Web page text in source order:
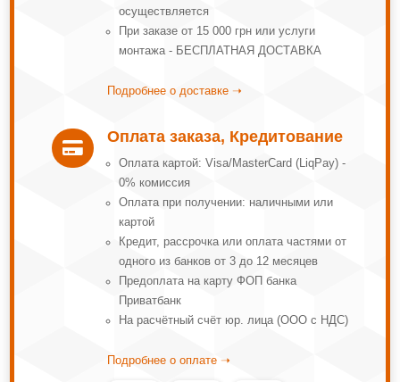
осуществляется
При заказе от 15 000 грн или услуги
монтажа - БЕСПЛАТНАЯ ДОСТАВКА
Подробнее о доставке ➝

Оплата заказа, Кредитование
Оплата картой: Visa/MasterCard (LiqPay) -
0% комиссия
Оплата при получении: наличными или
картой
Кредит, рассрочка или оплата частями от
одного из банков от 3 до 12 месяцев
Предоплата на карту ФОП банка
Приватбанк
На расчётный счёт юр. лица (ООО с НДС)
Подробнее о оплате ➝